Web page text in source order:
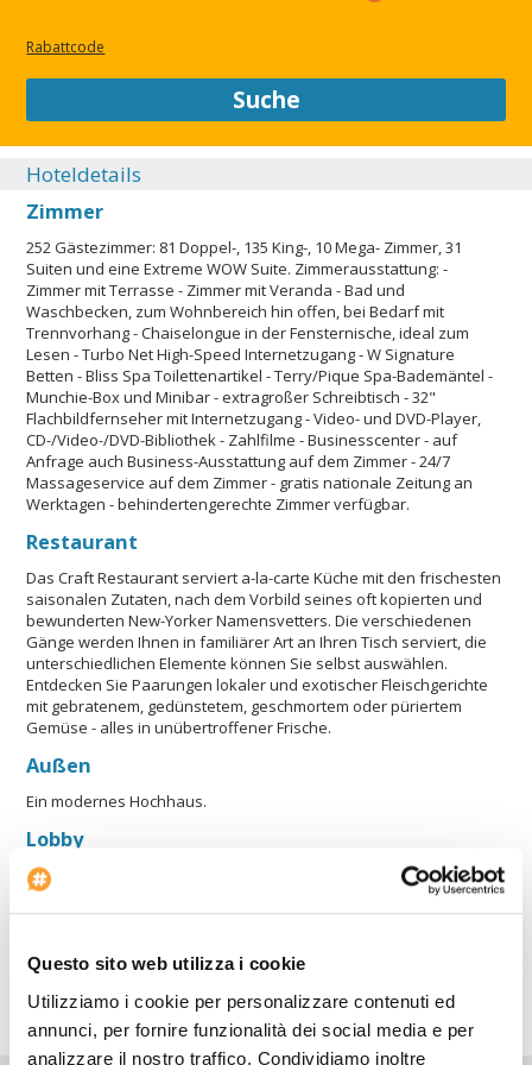
Questo sito web utilizza i cookie
Utilizziamo i cookie per personalizzare contenuti ed
annunci, per fornire funzionalità dei social media e per
analizzare il nostro traffico. Condividiamo inoltre
Rabattcode
Suche
Hoteldetails
Zimmer
252 Gästezimmer: 81 Doppel-, 135 King-, 10 Mega- Zimmer, 31
Suiten und eine Extreme WOW Suite. Zimmerausstattung: -
Zimmer mit Terrasse - Zimmer mit Veranda - Bad und
Waschbecken, zum Wohnbereich hin offen, bei Bedarf mit
Trennvorhang - Chaiselongue in der Fensternische, ideal zum
Lesen - Turbo Net High-Speed Internetzugang - W Signature
Betten - Bliss Spa Toilettenartikel - Terry/Pique Spa-Bademäntel -
Munchie-Box und Minibar - extragroßer Schreibtisch - 32"
Flachbildfernseher mit Internetzugang - Video- und DVD-Player,
CD-/Video-/DVD-Bibliothek - Zahlfilme - Businesscenter - auf
Anfrage auch Business-Ausstattung auf dem Zimmer - 24/7
Massageservice auf dem Zimmer - gratis nationale Zeitung an
Werktagen - behindertengerechte Zimmer verfügbar.
Restaurant
Das Craft Restaurant serviert a-la-carte Küche mit den frischesten
saisonalen Zutaten, nach dem Vorbild seines oft kopierten und
bewunderten New-Yorker Namensvetters. Die verschiedenen
Gänge werden Ihnen in familiärer Art an Ihren Tisch serviert, die
unterschiedlichen Elemente können Sie selbst auswählen.
Entdecken Sie Paarungen lokaler und exotischer Fleischgerichte
mit gebratenem, gedünstetem, geschmortem oder püriertem
Gemüse - alles in unübertroffener Frische.
Außen
Ein modernes Hochhaus.
Lobby
Ein schickes, "cowboy cool" inspiriertes Wohnzimmer mit einer
"künstlerischen" Wand, an der Cowboy- und Pferdefiguren
hängen, und mit einer leuchtenden Glaswand mit integrierter
hohe und luftige Raum wird ergänzt von 25 Fuß langen
hinter dem Rezeptionstresen.